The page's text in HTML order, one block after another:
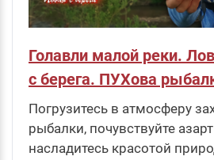
Голавли малой реки.
с берега. ПУХова
Погрузитесь в атмосферу
рыбалки, почувствуйте
насладитесь красотой